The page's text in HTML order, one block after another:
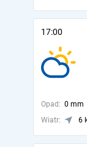
17:00
Opad: 0 mm
Wiatr:
6